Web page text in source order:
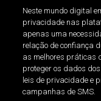
Neste mundo digital
privacidade nas
apenas uma
relação de confiança
as melhores práticas
proteger os dados
leis de privacidade e
campanhas de SMS.